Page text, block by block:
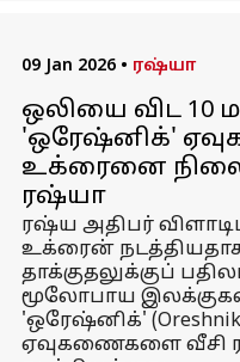
09 Jan 2026 • ரஷ்யா
ஒலியை விட 10
'ஒரேஷ்னிக்'
உக்ரைனை
ரஷ்யா
ரஷ்ய அதிபர்
உக்ரைன்
தாக்குதலுக்குப்
மூலோபாய
'ஒரேஷ்னிக்'
ஏவுகணைகளை வீசி